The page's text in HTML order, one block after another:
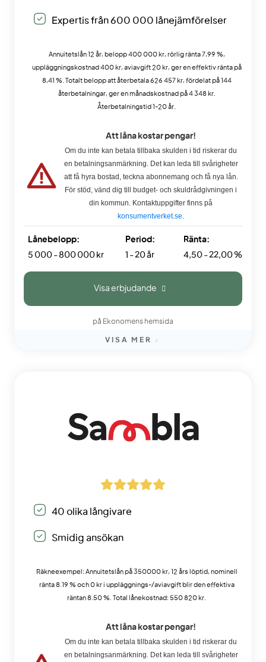
Expertis från 600 000 lånejämförelser
Annuitetslån 12 år, belopp 400 000 kr, rörlig ränta 7,99 %,
uppläggningskostnad 400 kr, aviavgift 20 kr, ger en effektiv ränta på
8,41 %. Totalt belopp att återbetala 626 457 kr, fördelat på 144
återbetalningar, ger en månadskostnad på 4 348 kr.
Återbetalningstid 1-20 år.
Att låna kostar pengar!
Om du inte kan betala tillbaka skulden i tid riskerar du
en betalningsanmärkning. Det kan leda till svårigheter
att få hyra bostad, teckna abonnemang och få nya lån.
För stöd, vänd dig till budget- och skuldrådgivningen i
din kommun. Kontaktuppgifter finns på
konsumentverket.se.
Lånebelopp:
5 000 - 800 000 kr
Period:
1 - 20 år
Ränta:
4,50 - 22,00 %
Visa erbjudande
på Ekonomens hemsida
VISA MER
40 olika långivare
Smidig ansökan
Räkneexempel: Annuitetslån på 350000 kr, 12 års löptid, nominell
ränta 8.19 % och 0 kr i uppläggnings-/aviavgift blir den effektiva
räntan 8.50 %. Total lånekostnad: 550 820 kr.
Att låna kostar pengar!
Om du inte kan betala tillbaka skulden i tid riskerar du
en betalningsanmärkning. Det kan leda till svårigheter